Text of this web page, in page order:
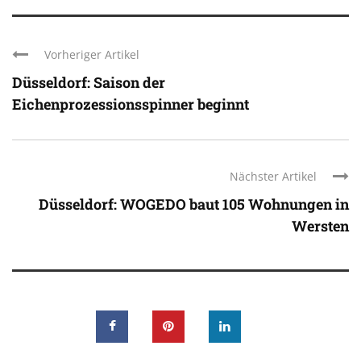
Vorheriger Artikel
Düsseldorf: Saison der
Eichenprozessionsspinner beginnt
Nächster Artikel
Düsseldorf: WOGEDO baut 105 Wohnungen in
Wersten